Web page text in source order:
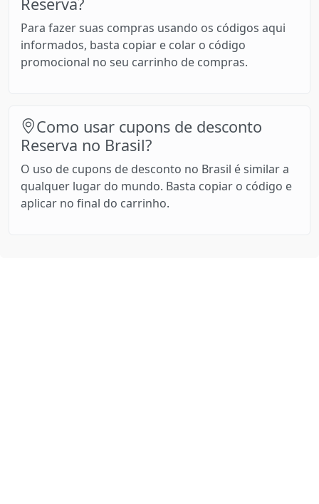
Para fazer suas compras usando os códigos aqui
informados, basta copiar e colar o código
promocional no seu carrinho de compras.
Como usar cupons de desconto
Reserva no Brasil?
O uso de cupons de desconto no Brasil é similar a
qualquer lugar do mundo. Basta copiar o código e
aplicar no final do carrinho.